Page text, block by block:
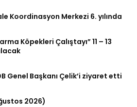
Koordinasyon Merkezi 6. yılında
Köpekleri Çalıştayı” 11 – 13
Genel Başkanı Çelik’i ziyaret etti
2026)